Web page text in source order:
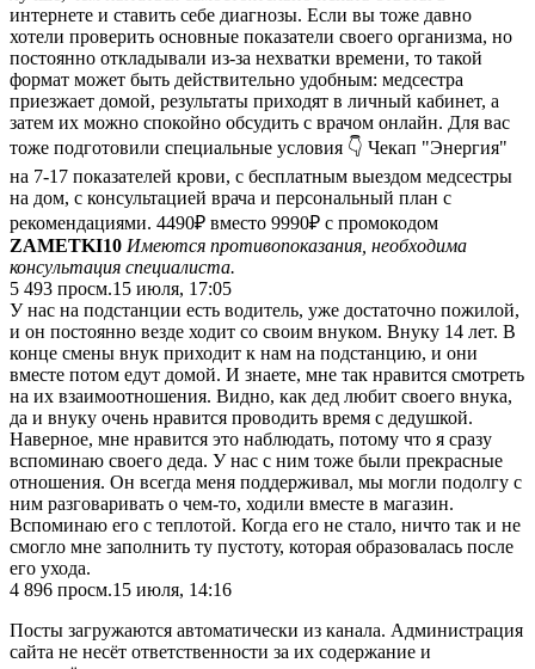
интернете и ставить себе диагнозы. Если вы тоже давно
хотели проверить основные показатели своего организма, но
постоянно откладывали из-за нехватки времени, то такой
формат может быть действительно удобным: медсестра
приезжает домой, результаты приходят в личный кабинет, а
затем их можно спокойно обсудить с врачом онлайн. Для вас
тоже подготовили специальные условия 👇 Чекап "Энергия"
на 7-17 показателей крови, с бесплатным выездом медсестры
на дом, с консультацией врача и персональный план с
рекомендациями. 4490₽ вместо 9990₽ с промокодом
ZAMETKI10 Имеются противопоказания, необходима
консультация специалиста.
5 493 просм.15 июля, 17:05
У нас на подстанции есть водитель, уже достаточно пожилой,
и он постоянно везде ходит со своим внуком. Внуку 14 лет. В
конце смены внук приходит к нам на подстанцию, и они
вместе потом едут домой. И знаете, мне так нравится смотреть
на их взаимоотношения. Видно, как дед любит своего внука,
да и внуку очень нравится проводить время с дедушкой.
Наверное, мне нравится это наблюдать, потому что я сразу
вспоминаю своего деда. У нас с ним тоже были прекрасные
отношения. Он всегда меня поддерживал, мы могли подолгу с
ним разговаривать о чем-то, ходили вместе в магазин.
Вспоминаю его с теплотой. Когда его не стало, ничто так и не
смогло мне заполнить ту пустоту, которая образовалась после
его ухода.
4 896 просм.15 июля, 14:16
Посты загружаются автоматически из канала. Администрация
сайта не несёт ответственности за их содержание и